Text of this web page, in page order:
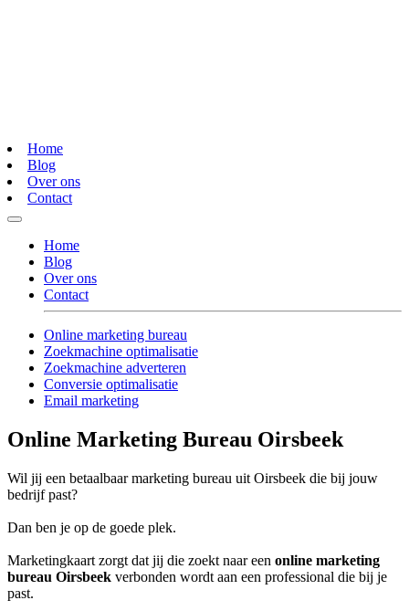
Home
Blog
Over ons
Contact
Home
Blog
Over ons
Contact
Online marketing bureau
Zoekmachine optimalisatie
Zoekmachine adverteren
Conversie optimalisatie
Email marketing
Online Marketing Bureau Oirsbeek
Wil jij een betaalbaar marketing bureau uit Oirsbeek die bij jouw
bedrijf past?
Dan ben je op de goede plek.
Marketingkaart zorgt dat jij die zoekt naar een online marketing
bureau Oirsbeek verbonden wordt aan een professional die bij je
past.